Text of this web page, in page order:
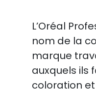
L’Oréal
nom de la
marque
auxquels ils
coloration